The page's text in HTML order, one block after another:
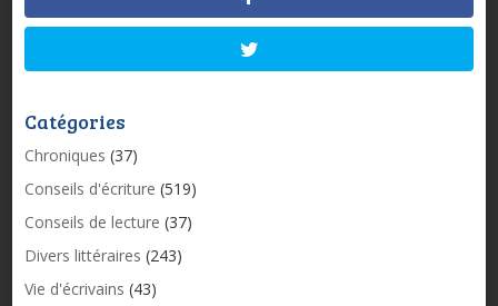
Catégories
Chroniques (37)
Conseils d'écriture (519)
Conseils de lecture (37)
Divers littéraires (243)
Vie d'écrivains (43)